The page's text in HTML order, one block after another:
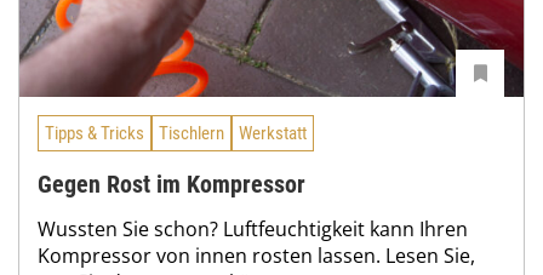
Tipps & Tricks Tischlern Werkstatt
Gegen Rost im Kompressor
Wussten Sie schon? Luftfeuchtigkeit kann Ihren
Kompressor von innen rosten lassen. Lesen Sie,